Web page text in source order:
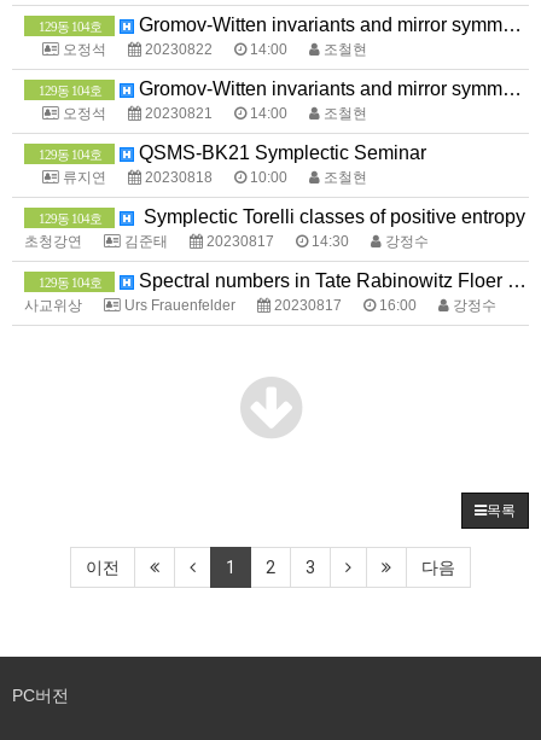
129동 104호 Gromov-Witten invariants and mirror symmetry
오정석 20230822 14:00 조철현
129동 104호 Gromov-Witten invariants and mirror symmetry
오정석 20230821 14:00 조철현
129동 104호 QSMS-BK21 Symplectic Seminar
류지연 20230818 10:00 조철현
129동 104호 Symplectic Torelli classes of positive entropy
초청강연 김준태 20230817 14:30 강정수
129동 104호 Spectral numbers in Tate Rabinowitz Floer Homology 2
사교위상 Urs Frauenfelder 20230817 16:00 강정수
목록
이전 1 2 3 다음
PC버전